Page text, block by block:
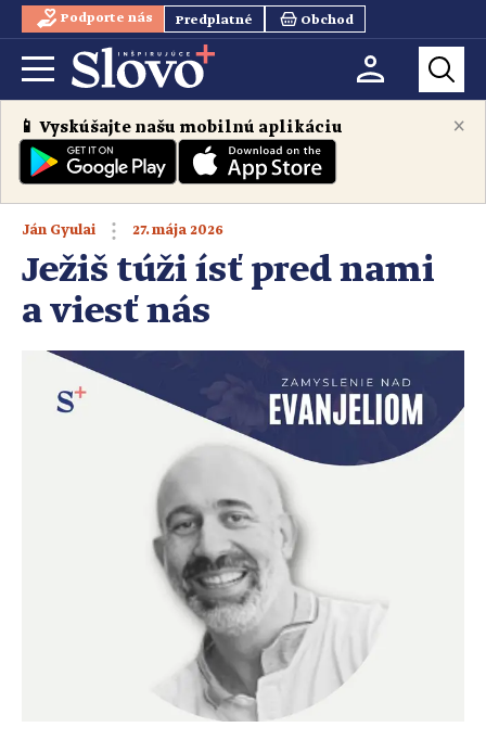
Podporte nás Predplatné Obchod
×
📱 Vyskúšajte našu mobilnú aplikáciu
Ján Gyulai 27. mája 2026
Ježiš túži ísť pred nami
a viesť nás